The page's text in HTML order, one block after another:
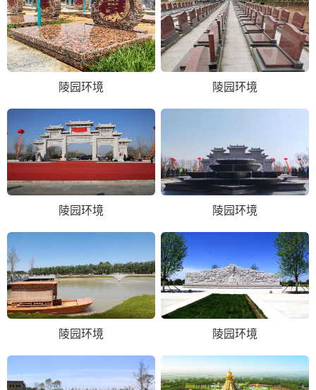
陵园环境 陵园环境
陵园环境 陵园环境
陵园环境 陵园环境